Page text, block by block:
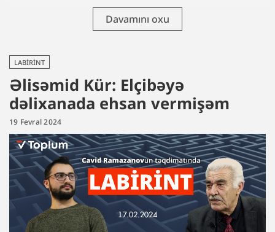
Davamını oxu
LABIRINT
Əlisəmid Kür: Elçibəyə
dəlixanada ehsan vermişəm
19 Fevral 2024